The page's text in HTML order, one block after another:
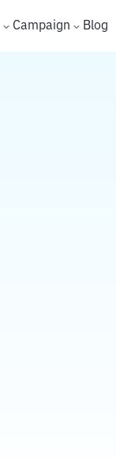
Campaign Blog